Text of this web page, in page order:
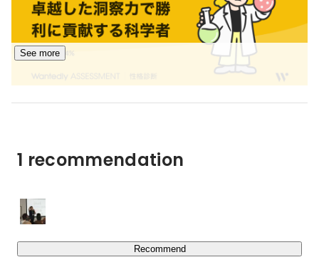
See more
1 recommendation
Recommend